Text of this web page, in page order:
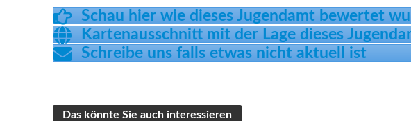
Schau hier wie dieses Jugendamt bewertet
Kartenausschnitt mit der Lage dieses
Schreibe uns falls etwas nicht aktuell ist
Das könnte Sie auch interessieren